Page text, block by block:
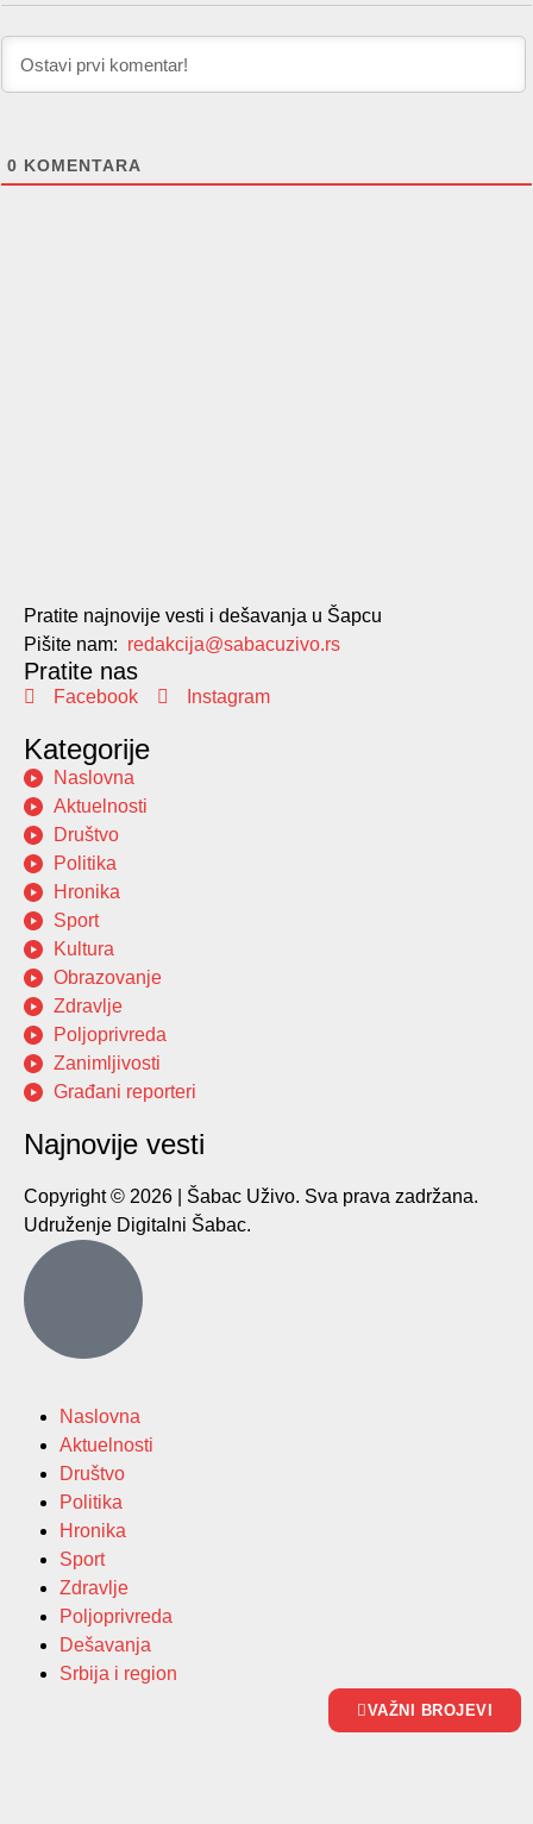
0 KOMENTARA
Pratite najnovije vesti i dešavanja u Šapcu
Pišite nam: redakcija@sabacuzivo.rs
Pratite nas
Facebook Instagram
Kategorije
Naslovna
Aktuelnosti
Društvo
Politika
Hronika
Sport
Kultura
Obrazovanje
Zdravlje
Poljoprivreda
Zanimljivosti
Građani reporteri
Najnovije vesti
Copyright © 2026 | Šabac Uživo. Sva prava zadržana.
Udruženje Digitalni Šabac.
Naslovna
Aktuelnosti
Društvo
Politika
Hronika
Sport
Zdravlje
Poljoprivreda
Dešavanja
Srbija i region
VAŽNI BROJEVI